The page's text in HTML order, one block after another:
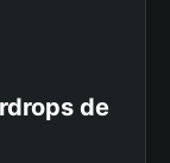
de